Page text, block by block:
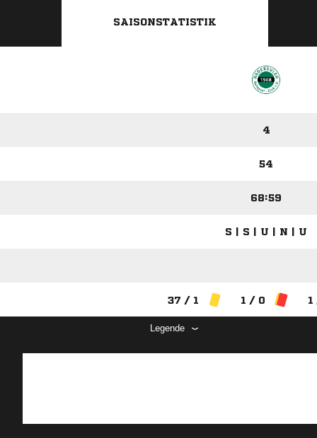
SAISONSTATISTIK
4
54
68:59
S | S | U | N | U
37 / 1 1 / 0 1
Legende